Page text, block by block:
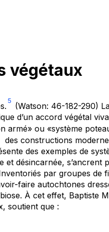
végétaux
.
5
(Watson: 46-182-290)
d’un accord végétal
armé» ou «système
constructions
des exemples de
désincarnée, s’ancrent
par groupes de
faire autochtones
À cet effet, Baptiste
soutient que :